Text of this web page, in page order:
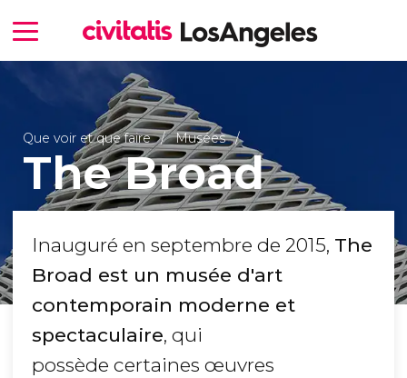
Que voir et que faire Musées
The Broad
Inauguré en septembre de 2015, The
Broad est un musée d'art
contemporain moderne et
spectaculaire, qui
possède certaines œuvres